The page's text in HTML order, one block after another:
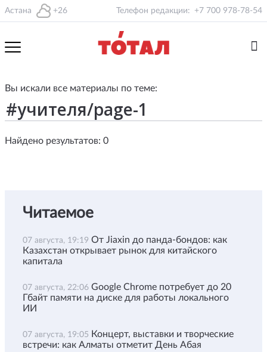
Астана +26 Телефон редакции: +7 700 978-78-54
Вы искали все материалы по теме:
Найдено результатов: 0
Читаемое
07 августа, 19:19 От Jiaxin до панда-бондов: как
Казахстан открывает рынок для китайского
капитала
07 августа, 22:06 Google Chrome потребует до 20
Гбайт памяти на диске для работы локального
ИИ
07 августа, 19:05 Концерт, выставки и творческие
встречи: как Алматы отметит День Абая